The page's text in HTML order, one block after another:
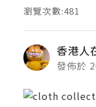
瀏覽次數:481
香港人
發佈於